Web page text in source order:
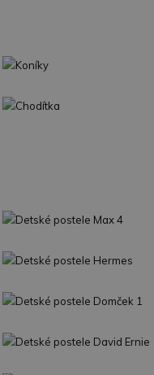
Koníky
Chodítka
Detské postele Max 4
Detské postele Hermes
Detské postele Domček 1
Detské postele David Ernie